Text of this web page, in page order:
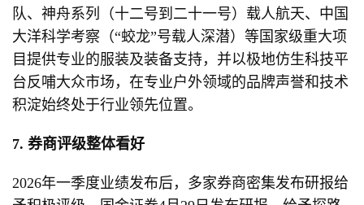
队、神舟系列（十二号到二十一号）载人航天、中国
大洋科学考察（“蛟龙”号载人深潜）等国家级重大项
目提供专业的服装及装备支持，并以极地仿生科技平
台反哺大众市场，在专业户外领域的品牌声誉和技术
积淀始终处于行业领先位置。
7. 券商评级整体看好
2026年一季度业绩发布后，多家券商密集发布研报给